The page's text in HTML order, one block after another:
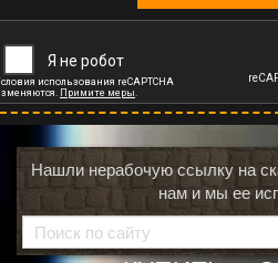
Нашли нерабочую ссылку на
нам и мы ее